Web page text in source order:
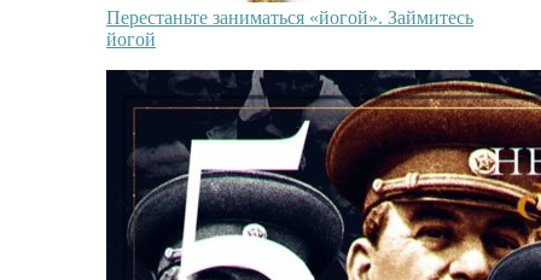
Перестаньте заниматься «йогой». Займитесь
йогой